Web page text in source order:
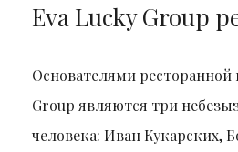
Eva Lucky Group
Основателями
Group являются три
человека: Иван Кукарских,